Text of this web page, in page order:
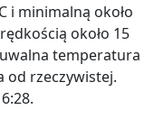
i minimalną około
około 15
temperatura
od rzeczywistej.